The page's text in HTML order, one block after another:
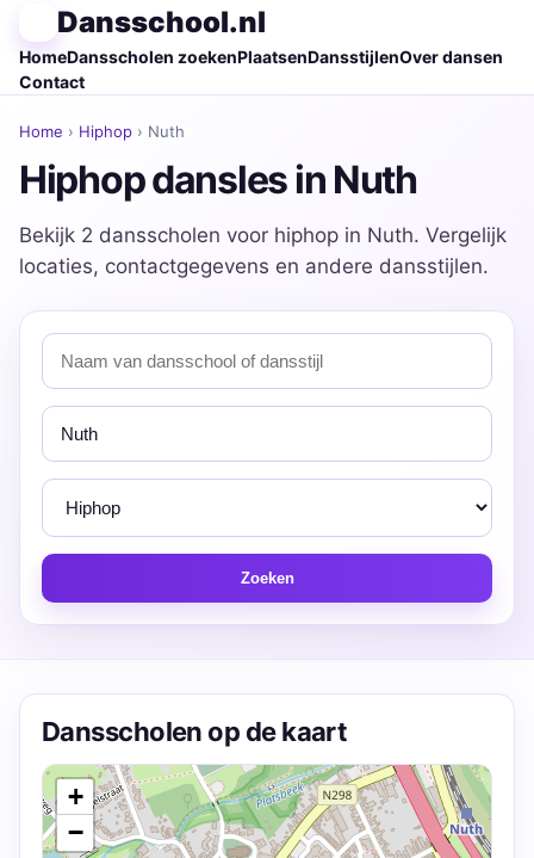
Dansschool.nl
HomeDansscholen zoekenPlaatsenDansstijlenOver dansen
Contact
Home › Hiphop › Nuth
Hiphop dansles in Nuth
Bekijk 2 dansscholen voor hiphop in Nuth. Vergelijk
locaties, contactgegevens en andere dansstijlen.
Zoeken
Dansscholen op de kaart
+
−